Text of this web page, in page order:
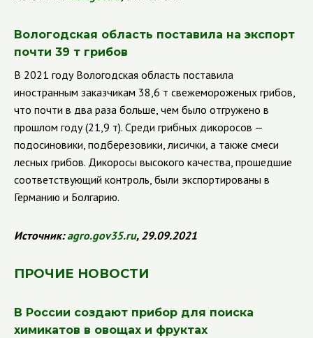
Вологодская область поставила на экспорт
почти 39 т грибов
В 2021 году Вологодская область поставила
иностранным заказчикам 38,6 т свежемороженых грибов,
что почти в два раза больше, чем было отгружено в
прошлом году (21,9 т). Среди грибных дикоросов —
подосиновики, подберезовики, лисички, а также смеси
лесных грибов. Дикоросы высокого качества, прошедшие
соответствующий контроль, были экспортированы в
Германию и Болгарию.
Источник:agro.gov35.ru, 29.09.2021
ПРОЧИЕ НОВОСТИ
В России создают прибор для поиска
химикатов в овощах и фруктах